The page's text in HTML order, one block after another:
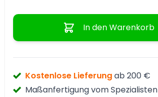
Menge
In den Warenkorb
Kostenlose Lieferungab 200 €
Maßanfertigung vom Spezialisten